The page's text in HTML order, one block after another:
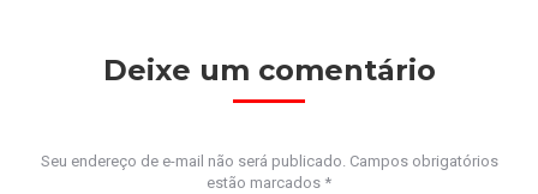
Deixe um comentário
Seu endereço de e-mail não será publicado. Campos obrigatórios
estão marcados *